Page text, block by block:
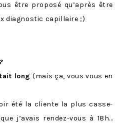
être proposé qu’après être
diagnostic capillaire ;)
long (mais ça, vous vous en
été la cliente la plus casse-
j’avais rendez-vous à 18h…